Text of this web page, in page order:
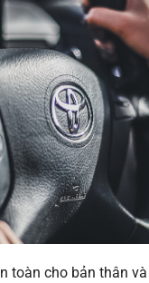
toàn cho bản thân